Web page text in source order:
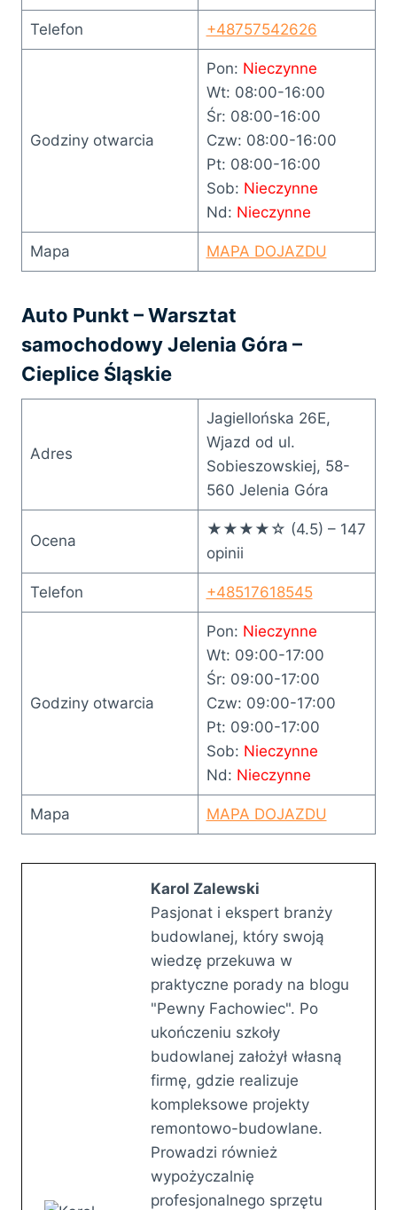
Telefon +48757542626
Godziny otwarcia
Pon: Nieczynne
Wt: 08:00-16:00
Śr: 08:00-16:00
Czw: 08:00-16:00
Pt: 08:00-16:00
Sob: Nieczynne
Nd: Nieczynne
Mapa MAPA DOJAZDU
Auto Punkt – Warsztat
samochodowy Jelenia Góra –
Cieplice Śląskie
Adres
Jagiellońska 26E,
Wjazd od ul.
Sobieszowskiej, 58-
560 Jelenia Góra
Ocena
★★★★☆ (4.5) – 147
opinii
Telefon +48517618545
Godziny otwarcia
Pon: Nieczynne
Wt: 09:00-17:00
Śr: 09:00-17:00
Czw: 09:00-17:00
Pt: 09:00-17:00
Sob: Nieczynne
Nd: Nieczynne
Mapa MAPA DOJAZDU
Karol Zalewski
Pasjonat i ekspert branży
budowlanej, który swoją
wiedzę przekuwa w
praktyczne porady na blogu
"Pewny Fachowiec". Po
ukończeniu szkoły
budowlanej założył własną
firmę, gdzie realizuje
kompleksowe projekty
remontowo-budowlane.
Prowadzi również
wypożyczalnię
profesjonalnego sprzętu